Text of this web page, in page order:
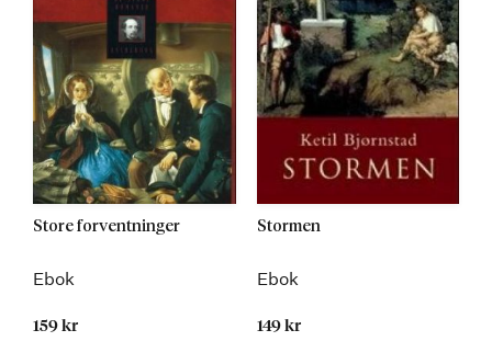
Store forventninger
Ebok
159 kr
Stormen
Ebok
149 kr